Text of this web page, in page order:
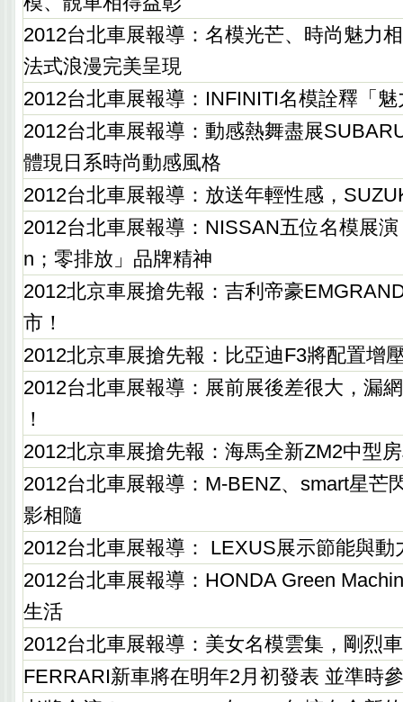
2012台北車展報導：名模光芒、時尚魅力
法式浪漫完美呈現
2012台北車展報導：INFINITI名模詮釋「魅
2012台北車展報導：動感熱舞盡展
體現日系時尚動感風格
2012台北車展報導：放送年輕性感，
2012台北車展報導：NISSAN五位名模展
n；零排放」品牌精神
2012北京車展搶先報：吉利帝豪
市！
2012北京車展搶先報：比亞迪F3將配置增
2012台北車展報導：展前展後差很大，漏
！
2012北京車展搶先報：海馬全新ZM2中型
2012台北車展報導：M-BENZ、smart星芒
影相隨
2012台北車展報導： LEXUS展示節能與動
2012台北車展報導：HONDA Green
生活
2012台北車展報導：美女名模雲集，剛烈
FERRARI新車將在明年2月初發表 並準時